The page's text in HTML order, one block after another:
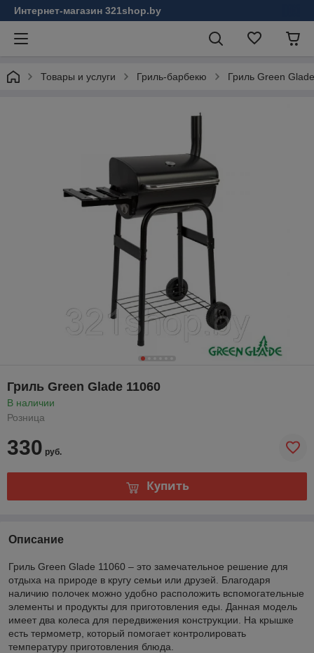
Интернет-магазин 321shop.by
Товары и услуги Гриль-барбекю Гриль Green
Гриль Green Glade 11060
В наличии
Розница
330 руб.
Купить
Описание
Гриль Green Glade 11060 – это замечательное решение для
отдыха на природе в кругу семьи или друзей. Благодаря
наличию полочек можно удобно расположить вспомогательные
элементы и продукты для приготовления еды. Данная модель
имеет два колеса для передвижения конструкции. На крышке
есть термометр, который помогает контролировать
температуру приготовления блюда.